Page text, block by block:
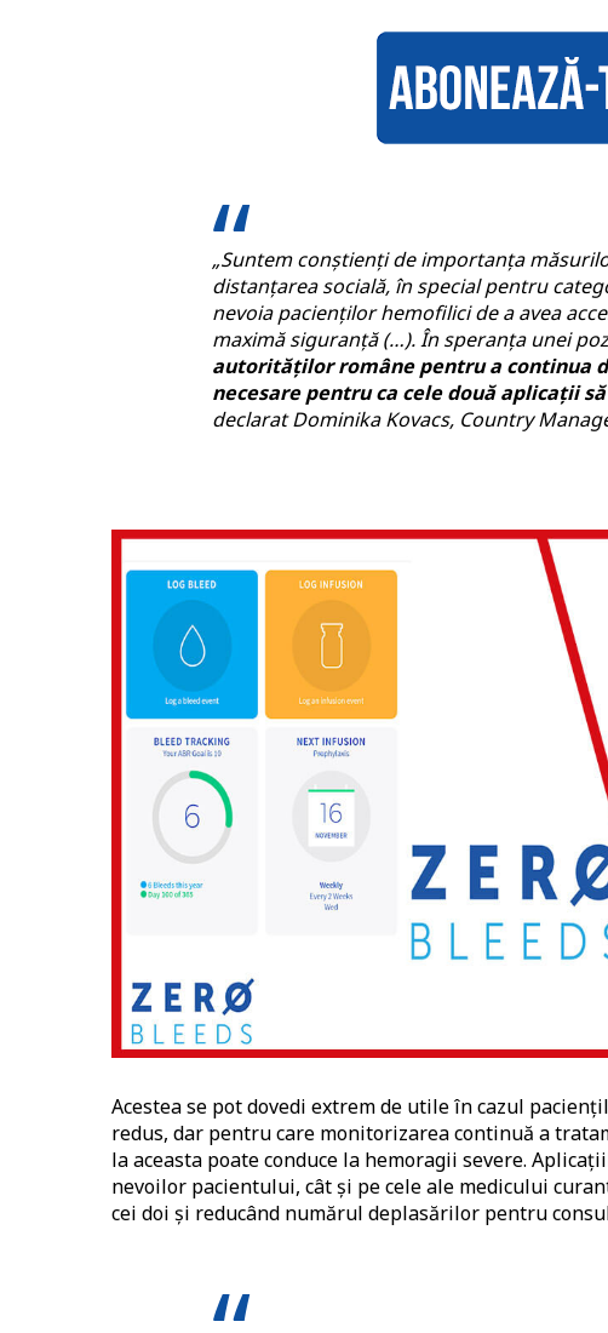
„Suntem conștienți de importanța
distanțarea socială, în special pentru
nevoia pacienților hemofilici de a avea
maximă siguranță (…). În speranța unei
autorităților române pentru a continua
necesare pentru ca cele două aplicații
declarat Dominika Kovacs, Country
Acestea se pot dovedi extrem de utile în cazul
redus, dar pentru care monitorizarea continuă a
la aceasta poate conduce la hemoragii severe.
nevoilor pacientului, cât și pe cele ale medicului
cei doi și reducând numărul deplasărilor pentru